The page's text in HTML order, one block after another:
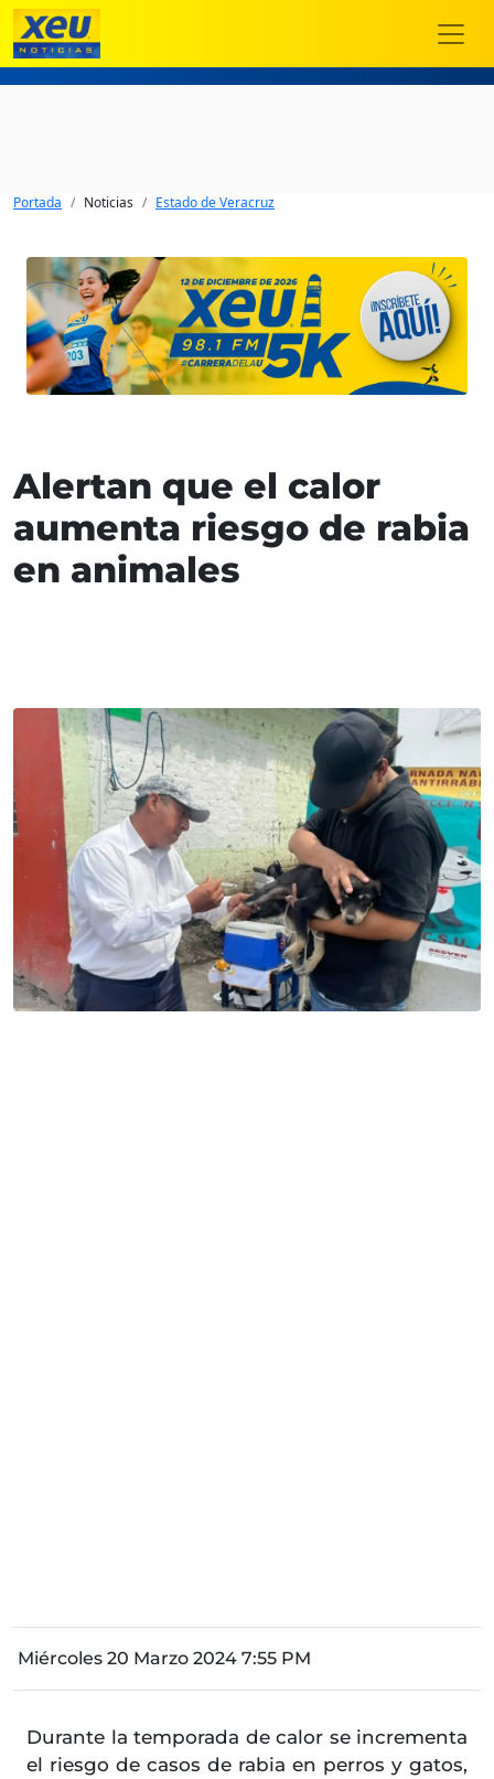
Portada Noticias Estado de Veracruz
Alertan que el calor
aumenta riesgo de rabia
en animales
Miércoles 20 Marzo 2024 7:55 PM
Durante la temporada de calor se incrementa
el riesgo de casos de rabia en perros y gatos,